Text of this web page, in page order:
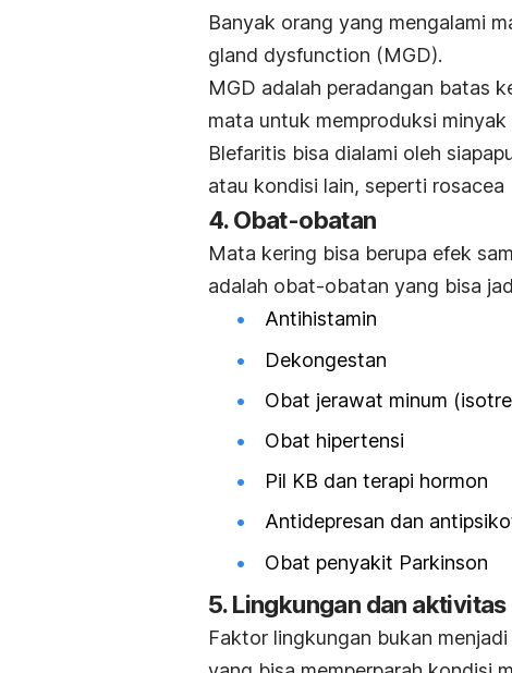
Banyak orang yang mengalami
gland dysfunction (MGD).
MGD adalah peradangan batas
mata untuk memproduksi
Blefaritis bisa dialami oleh
atau kondisi lain, seperti rosacea
4. Obat-obatan
Mata kering bisa berupa efek
adalah obat-obatan yang bisa
Antihistamin
Dekongestan
Obat jerawat minum
Obat hipertensi
Pil KB dan terapi hormon
Antidepresan dan
Obat penyakit Parkinson
5. Lingkungan dan aktivitas
Faktor lingkungan bukan